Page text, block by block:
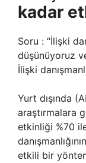
kadar
Soru : “İlişki
düşünüyoruz
İlişki
Yurt dışında
araştırmalara
etkinliği %70
etkili bir